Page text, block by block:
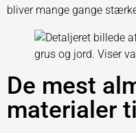
bliver mange gange
De mest
materialer